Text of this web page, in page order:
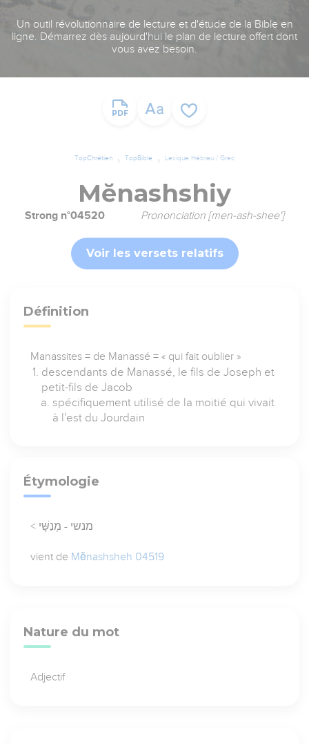
Un outil révolutionnaire de lecture et d'étude de la Bible en
ligne. Démarrez dès aujourd'hui le plan de lecture offert dont
vous avez besoin.
TopChrétien TopBible Lexique Hébreu / Grec
Mĕnashshiy
Strong n°04520 Prononciation [men-ash-shee']
Voir les versets relatifs
Définition
Manassites = de Manassé = « qui fait oublier »
descendants de Manassé, le fils de Joseph et
petit-fils de Jacob
spécifiquement utilisé de la moitié qui vivait
à l'est du Jourdain
Étymologie
< מנשי - מְנַשֶּׁי
vient de Mĕnashsheh 04519
Nature du mot
Adjectif